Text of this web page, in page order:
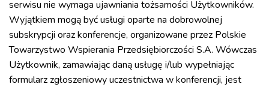
serwisu nie wymaga ujawniania tożsamości Użytkowników.
Wyjątkiem mogą być usługi oparte na dobrowolnej
subskrypcji oraz konferencje, organizowane przez Polskie
Towarzystwo Wspierania Przedsiębiorczości S.A. Wówczas
Użytkownik, zamawiając daną usługę i/lub wypełniając
formularz zgłoszeniowy uczestnictwa w konferencji, jest